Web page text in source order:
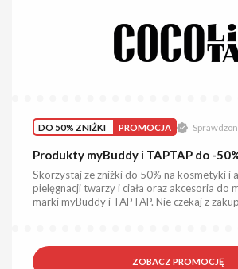
DO 50% ZNIŻKI PROMOCJA
Produkty myBuddy i TAPTAP do -
Skorzystaj ze zniżki do 50% na kosmetyki i
pielęgnacji twarzy i ciała oraz akcesoria do
marki myBuddy i TAPTAP. Nie czekaj z
ZOBACZ PROMOCJĘ